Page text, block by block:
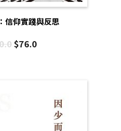
信仰實踐與反思
$76.0